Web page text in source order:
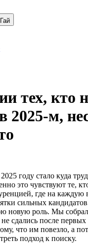
тех, кто
2025-м,
году стало куда
это чувствуют те,
где на каждую
сильных
новую роль. Мы
сдались после
что им повезло, а
подход к поиску.